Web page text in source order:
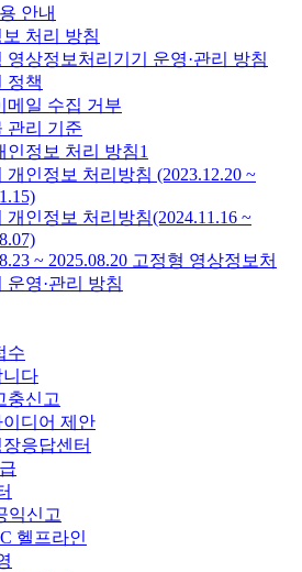
안내
처리 방침
영상정보처리기기 운영·관리 방침
정책
메일 수집 거부
관리 기준
인정보 처리 방침1
개인정보 처리방침 (2023.12.20 ~
개인정보 처리방침(2024.11.16 ~
~ 2025.08.20 고정형 영상정보처
운영·관리 방침
수
니다
충신고
디어 제안
응답센터
익신고
헬프라인